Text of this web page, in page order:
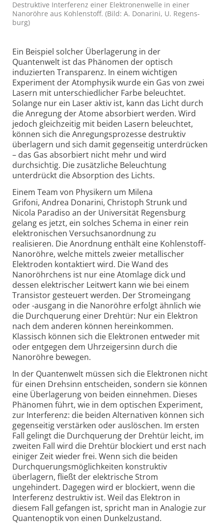
Destruktive Inter­ferenz einer Elektronen­welle in einer
Nano­röhre aus Kohlen­stoff. (Bild: A. Donarini, U. Regens­
burg)
Ein Beispiel solcher Überlagerung in der
Quantenwelt ist das Phänomen der optisch
induzierten Transparenz. In einem wichtigen
Experiment der Atomphysik wurde ein Gas von zwei
Lasern mit unterschiedlicher Farbe beleuchtet.
Solange nur ein Laser aktiv ist, kann das Licht durch
die Anregung der Atome absorbiert werden. Wird
jedoch gleichzeitig mit beiden Lasern beleuchtet,
können sich die Anregungsprozesse destruktiv
überlagern und sich damit gegenseitig unterdrücken
– das Gas absorbiert nicht mehr und wird
durchsichtig. Die zusätzliche Beleuchtung
unterdrückt die Absorption des Lichts.
Einem Team von Physikern um Milena
Grifoni, Andrea Donarini, Christoph Strunk und
Nicola Paradiso an der Universität Regensburg
gelang es jetzt, ein solches Schema in einer rein
elektronischen Versuchsanordnung zu
realisieren. Die Anordnung enthält eine Kohlenstoff-
Nanoröhre, welche mittels zweier metallischer
Elektroden kontaktiert wird. Die Wand des
Nanoröhrchens ist nur eine Atomlage dick und
dessen elektrischer Leitwert kann wie bei einem
Transistor gesteuert werden. Der Stromeingang
oder -ausgang in die Nanoröhre erfolgt ähnlich wie
die Durchquerung einer Drehtür: Nur ein Elektron
nach dem anderen können hereinkommen.
Klassisch können sich die Elektronen entweder mit
oder entgegen dem Uhrzeigersinn durch die
Nanoröhre bewegen.
In der Quantenwelt müssen sich die Elektronen nicht
für einen Drehsinn entscheiden, sondern sie können
eine Überlagerung von beiden einnehmen. Dieses
Phänomen führt, wie in dem optischen Experiment,
zur Interferenz: die beiden Alternativen können sich
gegenseitig verstärken oder auslöschen. Im ersten
Fall gelingt die Durchquerung der Drehtür leicht, im
zweiten Fall wird die Drehtür blockiert und erst nach
einiger Zeit wieder frei. Wenn sich die beiden
Durchquerungsmöglichkeiten konstruktiv
überlagern, fließt der elektrische Strom
ungehindert. Dagegen wird er blockiert, wenn die
Interferenz destruktiv ist. Weil das Elektron in
diesem Fall gefangen ist, spricht man in Analogie zur
Quantenoptik von einen Dunkelzustand.